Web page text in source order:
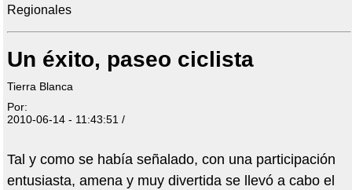
Regionales
Un éxito, paseo ciclista
Tierra Blanca
Por:
2010-06-14 - 11:43:51 /
Tal y como se había señalado, con una participación
entusiasta, amena y muy divertida se llevó a cabo el